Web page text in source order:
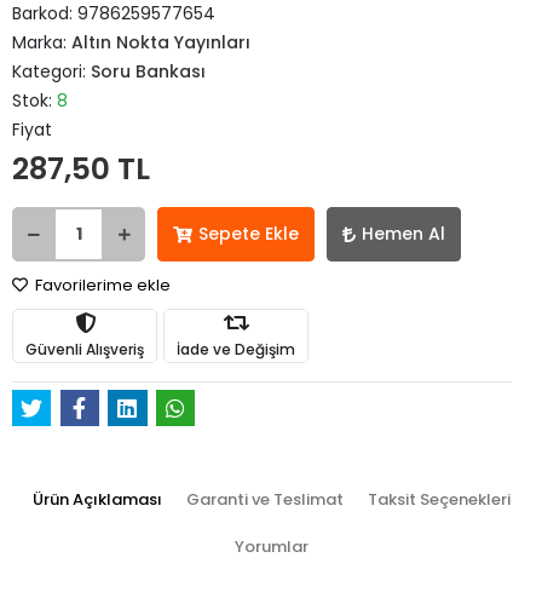
Barkod: 9786259577654
Marka: Altın Nokta Yayınları
Kategori: Soru Bankası
Stok: 8
Fiyat
287,50 TL
Sepete Ekle Hemen Al
Favorilerime ekle
Güvenli Alışveriş İade ve Değişim
Ürün Açıklaması Garanti ve Teslimat Taksit Seçenekleri
Yorumlar